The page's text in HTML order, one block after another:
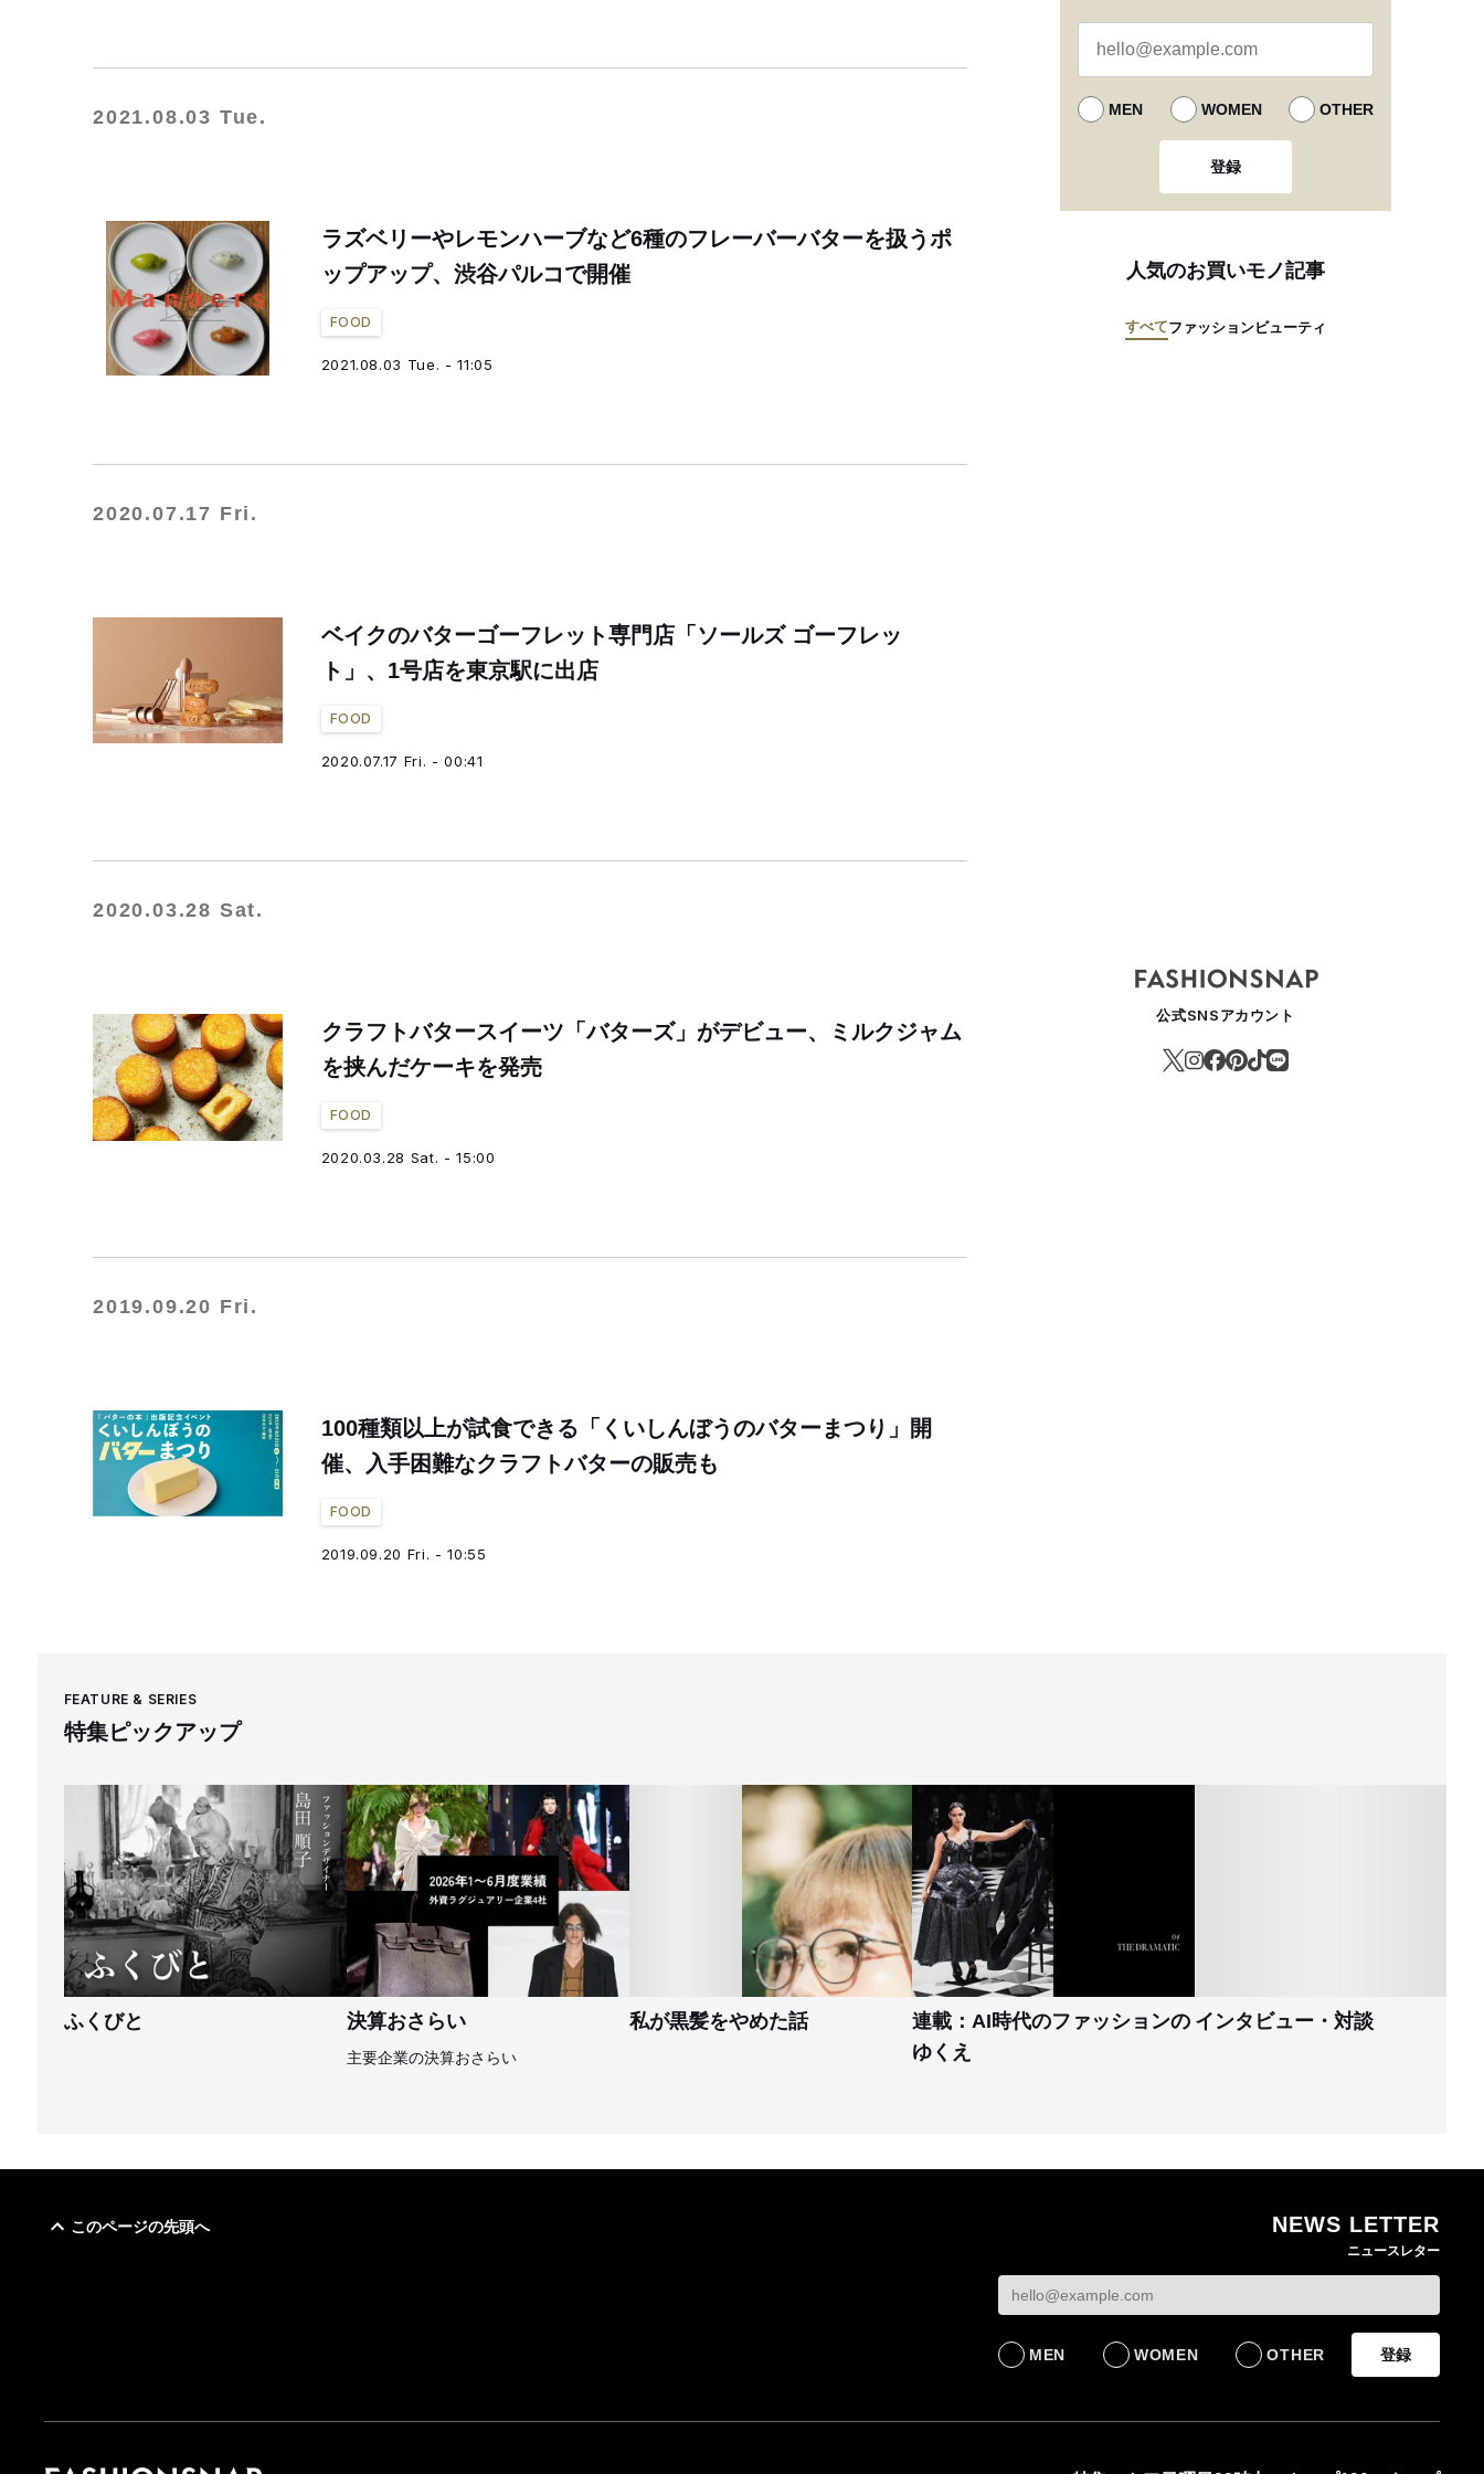
2021.08.03 Tue.
ラズベリーやレモンハーブなど6種のフレーバーバターを扱うポ
ップアップ、渋谷パルコで開催
FOOD
2021.08.03 Tue. - 11:05
2020.07.17 Fri.
ベイクのバターゴーフレット専門店「ソールズ ゴーフレッ
ト」、1号店を東京駅に出店
FOOD
2020.07.17 Fri. - 00:41
2020.03.28 Sat.
クラフトバタースイーツ「バターズ」がデビュー、ミルクジャム
を挟んだケーキを発売
FOOD
2020.03.28 Sat. - 15:00
2019.09.20 Fri.
100種類以上が試食できる「くいしんぼうのバターまつり」開
催、入手困難なクラフトバターの販売も
FOOD
2019.09.20 Fri. - 10:55
MEN WOMEN OTHER
登録
人気のお買いモノ記事
すべてファッションビューティ
公式SNSアカウント
FEATURE & SERIES
特集ピックアップ
ふくびと 決算おさらい
主要企業の決算おさらい
私が黒髪をやめた話
連載：AI時代のファッションの
ゆくえ
インタビュー・対談
このページの先頭へ NEWS LETTER
ニュースレター
MEN WOMEN OTHER 登録